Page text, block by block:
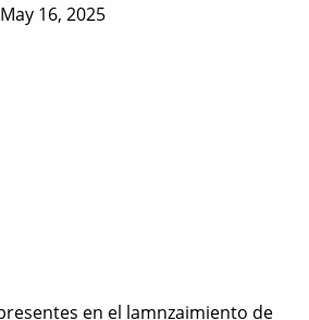
May 16, 2025